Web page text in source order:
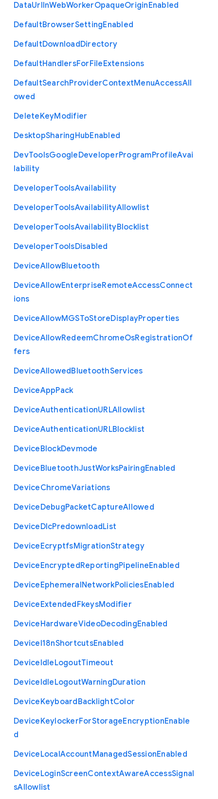
DataUrlInWebWorkerOpaqueOriginEnabled
DefaultBrowserSettingEnabled
DefaultDownloadDirectory
DefaultHandlersForFileExtensions
DefaultSearchProviderContextMenuAccessAll
owed
DeleteKeyModifier
DesktopSharingHubEnabled
DevToolsGoogleDeveloperProgramProfileAvai
lability
DeveloperToolsAvailability
DeveloperToolsAvailabilityAllowlist
DeveloperToolsAvailabilityBlocklist
DeveloperToolsDisabled
DeviceAllowBluetooth
DeviceAllowEnterpriseRemoteAccessConnect
ions
DeviceAllowMGSToStoreDisplayProperties
DeviceAllowRedeemChromeOsRegistrationOf
fers
DeviceAllowedBluetoothServices
DeviceAppPack
DeviceAuthenticationURLAllowlist
DeviceAuthenticationURLBlocklist
DeviceBlockDevmode
DeviceBluetoothJustWorksPairingEnabled
DeviceChromeVariations
DeviceDebugPacketCaptureAllowed
DeviceDlcPredownloadList
DeviceEcryptfsMigrationStrategy
DeviceEncryptedReportingPipelineEnabled
DeviceEphemeralNetworkPoliciesEnabled
DeviceExtendedFkeysModifier
DeviceHardwareVideoDecodingEnabled
DeviceI18nShortcutsEnabled
DeviceIdleLogoutTimeout
DeviceIdleLogoutWarningDuration
DeviceKeyboardBacklightColor
DeviceKeylockerForStorageEncryptionEnable
d
DeviceLocalAccountManagedSessionEnabled
DeviceLoginScreenContextAwareAccessSignal
sAllowlist